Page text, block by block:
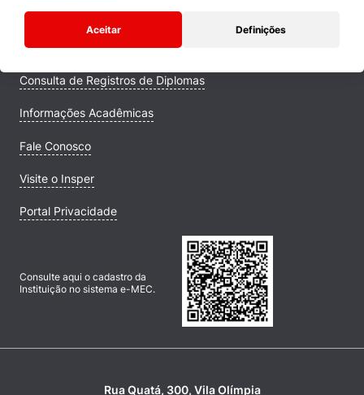
Aceitar Definições
Comunidade Transforme
Campus
Consulta de Registros de Diplomas
Informações Acadêmicas
Fale Conosco
Visite o Insper
Portal Privacidade
Consulte aqui o cadastro da
Instituição no sistema e-MEC.
Rua Quatá, 300, Vila Olímpia